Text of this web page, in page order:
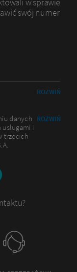
swój numer
ROZWIŃ
danych
i
trzecich
ROZWIŃ